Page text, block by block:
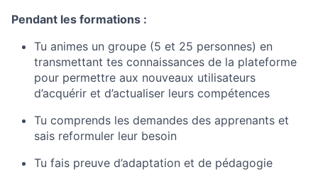
Pendant les formations :
Tu animes un groupe (5 et 25 personnes) en
transmettant tes connaissances de la plateforme
pour permettre aux nouveaux utilisateurs
d’acquérir et d’actualiser leurs compétences
Tu comprends les demandes des apprenants et
sais reformuler leur besoin
Tu fais preuve d’adaptation et de pédagogie